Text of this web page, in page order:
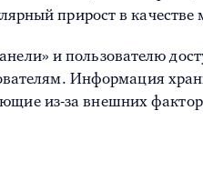
прирост в качестве
и пользователю
Информация
из-за внешних